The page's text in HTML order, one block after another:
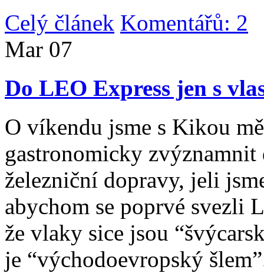
Celý článek Komentářů: 2
Mar 07
Do LEO Express jen s
O víkendu jsme s Kikou
gastronomicky
železniční dopravy, jeli
abychom se poprvé svezli
že vlaky sice jsou
je “východoevropský